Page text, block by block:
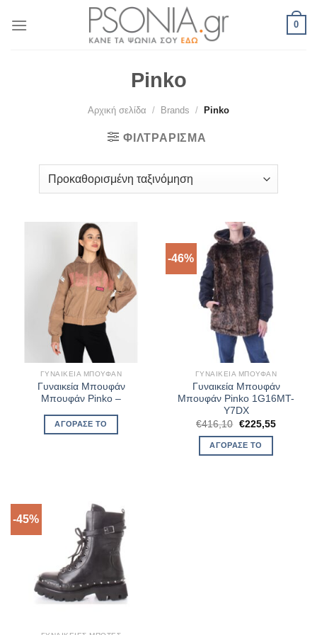
0
Pinko
Αρχική σελίδα / Brands / Pinko
ΦΙΛΤΡΆΡΙΣΜΑ
ΓΥΝΑΙΚΕΊΑ ΜΠΟΥΦΆΝ
Γυναικεία Μπουφάν
Μπουφάν Pinko –
ΑΓΌΡΑΣΈ ΤΟ
-46%
ΓΥΝΑΙΚΕΊΑ ΜΠΟΥΦΆΝ
Γυναικεία Μπουφάν
Μπουφάν Pinko 1G16MT-
Y7DX
€416,10 Original
was:
€416,10.
€225,55Η
ΑΓΌΡΑΣΈ ΤΟ
-45%